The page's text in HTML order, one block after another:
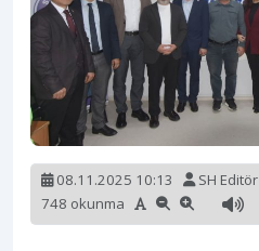
08.11.2025 10:13 SH Editör
748 okunma